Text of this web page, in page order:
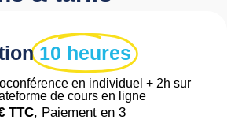
10 heures
en individuel + 2h sur
de cours en ligne
TTC, Paiement en 3